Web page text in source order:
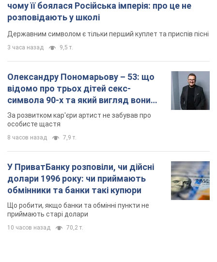
чому її боялася Російська імперія: про це не
розповідають у школі
Державним символом є тільки перший куплет та приспів пісні
3 часа назад 9,5 т.
Олександру Пономарьову – 53: що
відомо про трьох дітей секс-
символа 90-х та який вигляд вони
мають
За розвитком кар'єри артист не забував про
особисте щастя
8 часов назад 7,9 т.
У ПриватБанку розповіли, чи дійсні
долари 1996 року: чи приймають
обмінники та банки такі купюри
Що робити, якщо банки та обмінні пункти не
приймають старі долари
10 часов назад 70,2 т.